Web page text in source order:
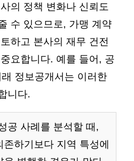
의 정책 변화나 신뢰도
수 있으므로, 가맹 계약
하고 본사의 재무 건전
요합니다. 예를 들어, 공
정보공개서는 이러한
니다.
공 사례를 분석할 때,
하기보다 지역 특성에